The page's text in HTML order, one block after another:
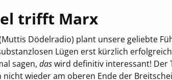
trifft Marx
Dödelradio) plant unsere geliebte
Lügen erst kürzlich
sagen, daswird definitiv interessant! Der
wieder am oberen Ende der